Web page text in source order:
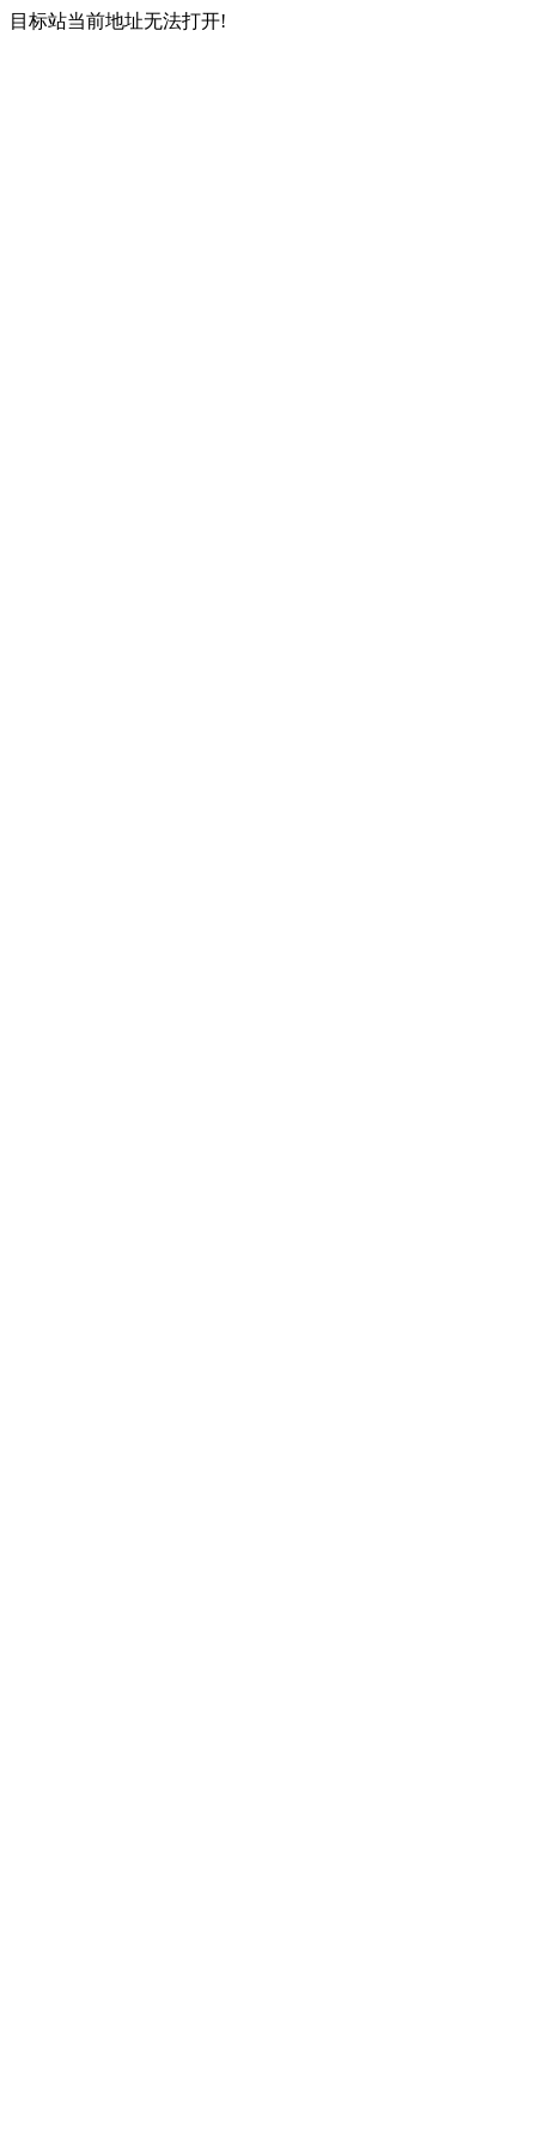
目标站当前地址无法打开!